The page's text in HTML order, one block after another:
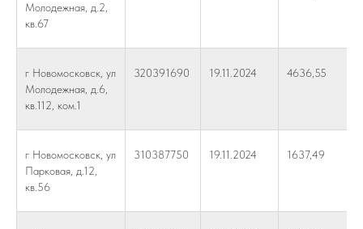
Молодежная, д.2,
кв.67
г Новомосковск, ул
Молодежная, д.6,
кв.112, ком.1
320391690 19.11.2024 4636,55
г Новомосковск, ул
Парковая, д.12,
кв.56
310387750 19.11.2024 1637,49